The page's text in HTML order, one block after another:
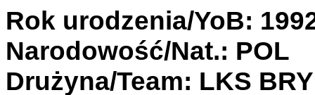
Rok urodzenia/YoB:
Narodowość/Nat.: POL
Drużyna/Team: LKS